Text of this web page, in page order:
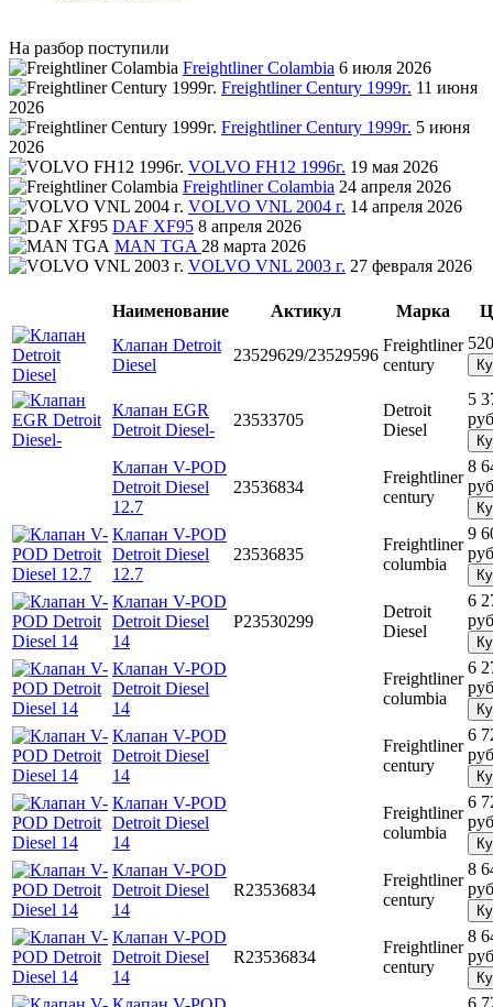
На разбор поступили
Freightliner Colambia 6 июля 2026
Freightliner Century 1999г. 11 июня
2026
Freightliner Century 1999г. 5 июня
2026
VOLVO FH12 1996г. 19 мая 2026
Freightliner Colambia 24 апреля 2026
VOLVO VNL 2004 г. 14 апреля 2026
DAF XF95 8 апреля 2026
MAN TGA 28 марта 2026
VOLVO VNL 2003 г. 27 февраля 2026
Наименование Актикул Марка
Клапан Detroit
Diesel
23529629/23529596
Freightliner
century
Клапан EGR
Detroit Diesel-
23533705
Detroit
Diesel
5
Клапан V-POD
Detroit Diesel
12.7
23536834
Freightliner
century
8
Клапан V-POD
Detroit Diesel
12.7
23536835
Freightliner
columbia
9
Клапан V-POD
Detroit Diesel
14
P23530299
Detroit
Diesel
6
Клапан V-POD
Detroit Diesel
14
Freightliner
columbia
6
Клапан V-POD
Detroit Diesel
14
Freightliner
century
6
Клапан V-POD
Detroit Diesel
14
Freightliner
columbia
6
Клапан V-POD
Detroit Diesel
14
R23536834
Freightliner
century
8
Клапан V-POD
Detroit Diesel
14
R23536834
Freightliner
century
8
6